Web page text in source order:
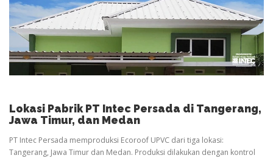
Lokasi Pabrik PT Intec Persada di Tangerang,
Jawa Timur, dan Medan
PT Intec Persada memproduksi Ecoroof UPVC dari tiga lokasi:
Tangerang, Jawa Timur dan Medan. Produksi dilakukan dengan kontrol